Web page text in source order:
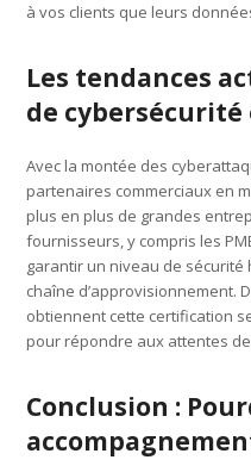
à vos clients que leurs
Les tendances
de cybersécurité
Avec la montée des
partenaires commerciaux en
plus en plus de grandes
fournisseurs, y compris les
garantir un niveau de
chaîne d’approvisionnement.
obtiennent cette certification
pour répondre aux attentes
Conclusion :